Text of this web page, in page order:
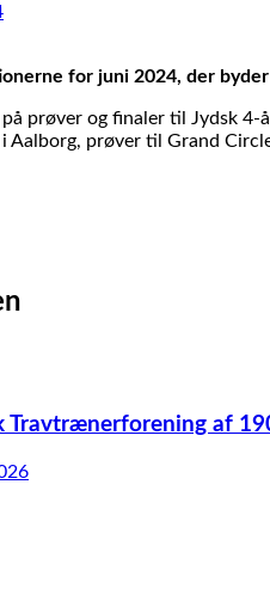
for juni 2024, der byder
prøver og finaler til Jydsk
Aalborg, prøver til Grand
Travtrænerforening af